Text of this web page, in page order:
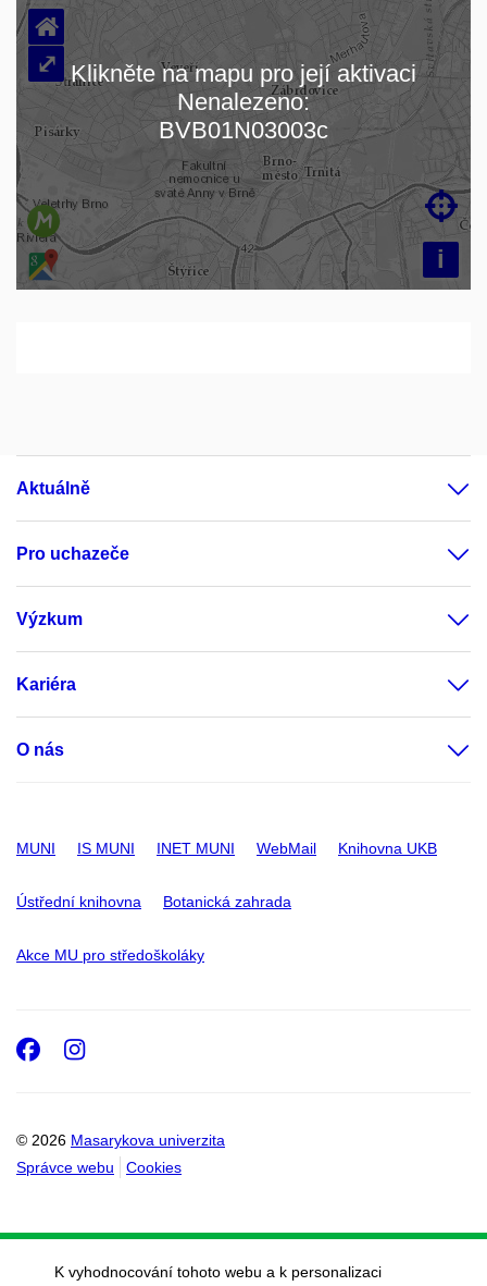
Načítám mapu…
i

⌂
⤢ Klikněte na mapu pro její aktivaci
Nenalezeno:
BVB01N03003c
Aktuálně
Pro uchazeče
Výzkum
Kariéra
O nás
MUNI IS MUNI INET MUNI WebMail Knihovna UKB
Ústřední knihovna Botanická zahrada
Akce MU pro středoškoláky
© 2026 Masarykova univerzita
Správce webu
Cookies
Facebook
Instagram
K vyhodnocování tohoto webu a k personalizaci